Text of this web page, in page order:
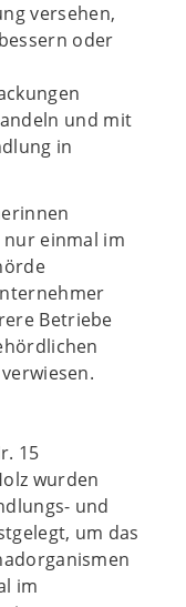
versehen,
oder
und mit
in
einmal im
Betriebe
15
wurden
und
um das
im